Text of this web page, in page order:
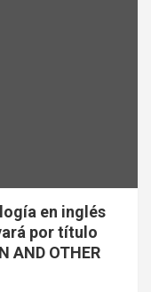
en inglés
por título
AND OTHER